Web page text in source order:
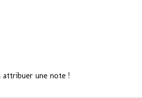
attribuer une note !